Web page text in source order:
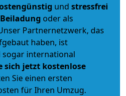
und stressfrei
Beiladung oder als
Partnernetzwerk, das
haben, ist
international
sich jetzt kostenlose
Sie einen ersten
für Ihren Umzug.